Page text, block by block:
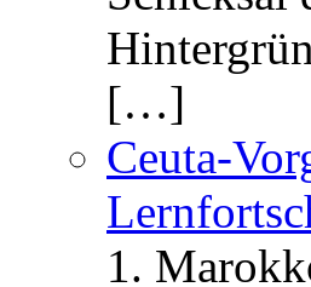
[…]
Ceuta-
1.